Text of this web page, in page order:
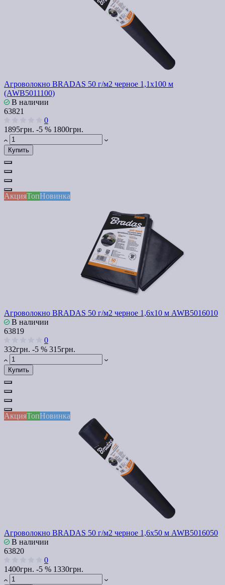
Агроволокно BRADAS 50 г/м2 черное 1,1x100 м
(AWB5011100)
В наличии
63821
0
1895грн. -5 % 1800грн.
Купить
АкцияТопНовинка
Агроволокно BRADAS 50 г/м2 черное 1,6x10 м AWB5016010
В наличии
63819
0
332грн. -5 % 315грн.
Купить
АкцияТопНовинка
Агроволокно BRADAS 50 г/м2 черное 1,6x50 м AWB5016050
В наличии
63820
0
1400грн. -5 % 1330грн.